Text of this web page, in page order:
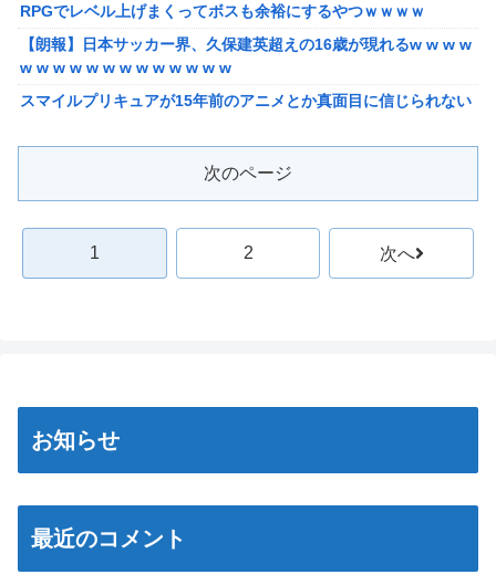
【泣】年配夫婦が営む中華屋さん、休業を知らせる貼り紙に応援
コメントが続々と
【画像】森高千里（18）「私がオバさんになったらミニスカート
は無理よ」→現在ｗｗｗｗ
【画像あり】居酒屋「6人で長居して会計4939円！喋りたいだけ
なら公園に行ってくれ（怒」
【悲報】ちいかわ作者さん、「総額30億超」の大豪邸を建て
日本の防衛白書、ついに青春アニメ化ｗｗｗ 国防を語る本なのに
表紙が謎すぎる
タトゥー彫り師さん「刺青入れてる奴は全員バカです」→30万再
生ｗｗｗｗｗｗ
RPGでレベル上げまくってボスも余裕にするやつｗｗｗｗ
【朗報】日本サッカー界、久保建英超えの16歳が現れるw w w w
w w w w w w w w w w w w w
スマイルプリキュアが15年前のアニメとか真面目に信じられない
上wwwww
日本の防衛白書、ついに青春アニメ化ｗｗｗ 国防を語る本なのに
表紙が謎すぎる
禁止を発表
日本に対抗報復時、韓国のGDP3.1%減少…韓国の被害がより大き
次のページ
1 2 次へ
お知らせ
最近のコメント